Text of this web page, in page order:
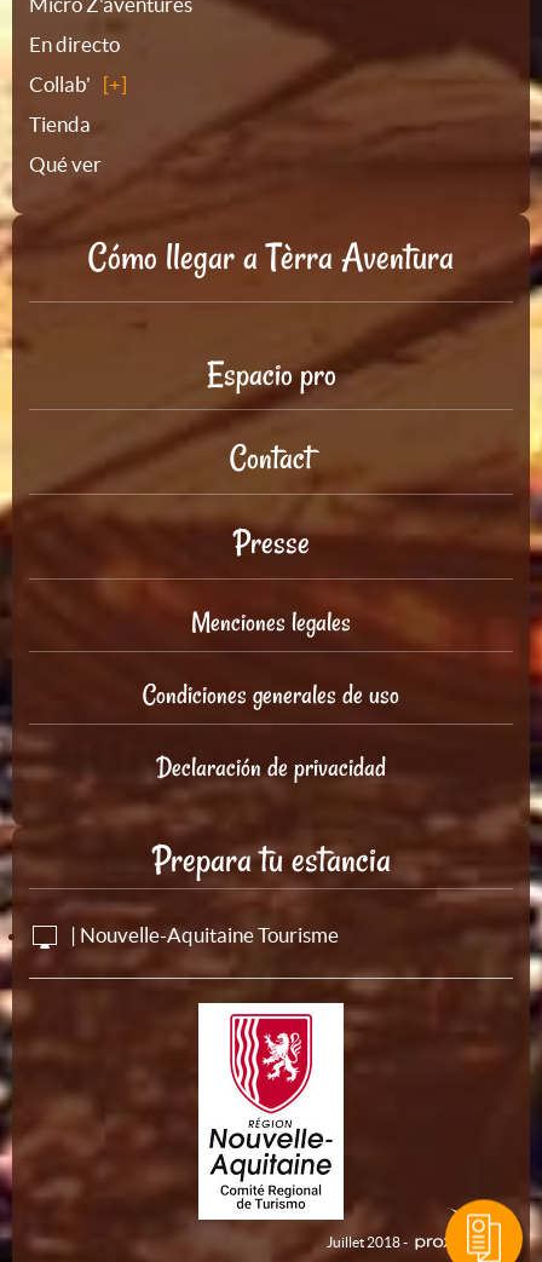
sitio
En directo
Collab'
Tienda
Qué ver
Cómo llegar a Tèrra Aventura
Espacio pro
Contact
Presse
Menciones legales
Condiciones generales de uso
Declaración de privacidad
Prepara tu estancia
| Nouvelle-Aquitaine Tourisme
Juillet 2018 -